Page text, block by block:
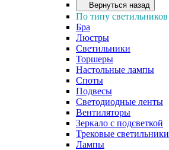
Вернуться назад
По типу светильников
Бра
Люстры
Светильники
Торшеры
Настольные лампы
Споты
Подвесы
Светодиодные ленты
Вентиляторы
Зеркало с подсветкой
Трековые светильники
Лампы